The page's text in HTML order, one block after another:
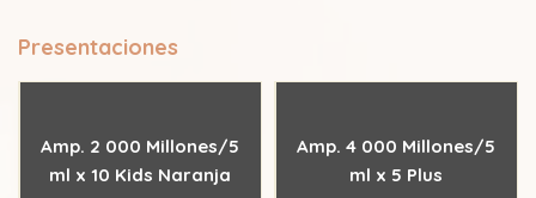
Presentaciones
Amp. 2 000 Millones/5
ml x 10 Kids Naranja
Amp. 4 000 Millones/5
ml x 5 Plus